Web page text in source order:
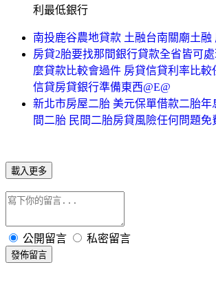
利最低銀行
南投鹿谷農地貸款 土融台南關廟土融
房貸2胎要找那間銀行貸款全省皆可
麼貸款比較會過件 房貸信貸利率比
信貸房貸銀行準備東西@E@
新北市房屋二胎 美元保單借款二胎年
間二胎 民間二胎房貸風險任何問題免
載入更多
公開留言 私密留言
發佈留言